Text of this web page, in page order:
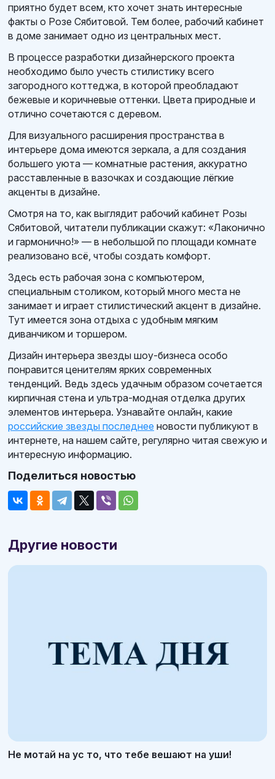
приятно будет всем, кто хочет знать интересные
факты о Розе Сябитовой. Тем более, рабочий кабинет
в доме занимает одно из центральных мест.
В процессе разработки дизайнерского проекта
необходимо было учесть стилистику всего
загородного коттеджа, в которой преобладают
бежевые и коричневые оттенки. Цвета природные и
отлично сочетаются с деревом.
Для визуального расширения пространства в
интерьере дома имеются зеркала, а для создания
большего уюта — комнатные растения, аккуратно
расставленные в вазочках и создающие лёгкие
акценты в дизайне.
Смотря на то, как выглядит рабочий кабинет Розы
Сябитовой, читатели публикации скажут: «Лаконично
и гармонично!» — в небольшой по площади комнате
реализовано всё, чтобы создать комфорт.
Здесь есть рабочая зона с компьютером,
специальным столиком, который много места не
занимает и играет стилистический акцент в дизайне.
Тут имеется зона отдыха с удобным мягким
диванчиком и торшером.
Дизайн интерьера звезды шоу-бизнеса особо
понравится ценителям ярких современных
тенденций. Ведь здесь удачным образом сочетается
кирпичная стена и ультра-модная отделка других
элементов интерьера. Узнавайте онлайн, какие
российские звезды последнее новости публикуют в
интернете, на нашем сайте, регулярно читая свежую и
интересную информацию.
Поделиться новостью
Другие новости
Не мотай на ус то, что тебе вешают на уши!